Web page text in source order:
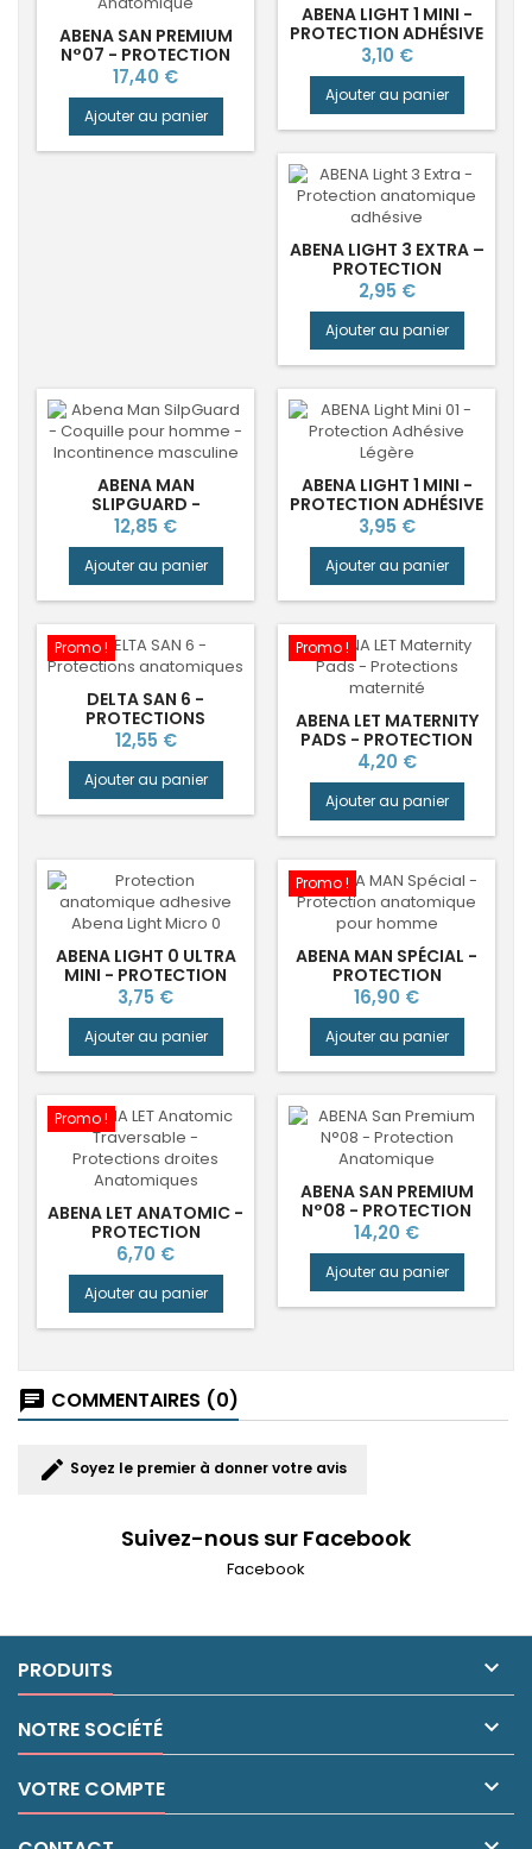
ABENA SAN PREMIUM
N°07 - PROTECTION
ANATOMIQUE
Prix
17,40 €
Ajouter au panier
ABENA LIGHT 1 MINI -
PROTECTION ADHÉSIVE
FUITES LÉGÈRES
Prix
3,10 €
Ajouter au panier
ABENA LIGHT 3 EXTRA –
PROTECTION
ANATOMIQUE POUR
FUITES MODÉRÉES
Prix
2,95 €
Ajouter au panier
ABENA MAN
SLIPGUARD -
PROTECTION URINAIRE
DISCRÈTE POUR
HOMME (X20)
Prix
12,85 €
Ajouter au panier
ABENA LIGHT 1 MINI -
PROTECTION ADHÉSIVE
FUITES LÉGÈRES
Prix
3,95 €
Ajouter au panier
Promo !
DELTA SAN 6 -
PROTECTIONS
ANATOMIQUES
Prix
12,55 €
Ajouter au panier
Promo !
ABENA LET MATERNITY
PADS - PROTECTION
POST-
ACCOUCHEMENT
Prix
4,20 €
Ajouter au panier
ABENA LIGHT 0 ULTRA
MINI - PROTECTION
INCONTINENCE LÉGÈRE
Prix
3,75 €
Ajouter au panier
Promo !
ABENA MAN SPÉCIAL -
PROTECTION
ANATOMIQUE POUR
HOMME
Prix
16,90 €
Ajouter au panier
Promo !
ABENA LET ANATOMIC -
PROTECTION
ANATOMIQUE ULTRA-
ABSORBANTE
Prix
6,70 €
Ajouter au panier
ABENA SAN PREMIUM
N°08 - PROTECTION
ANATOMIQUE
Prix
14,20 €
Ajouter au panier
chat COMMENTAIRES (0)
edit Soyez le premier à donner votre avis
Suivez-nous sur Facebook
Facebook
PRODUITS 
NOTRE SOCIÉTÉ 
VOTRE COMPTE 